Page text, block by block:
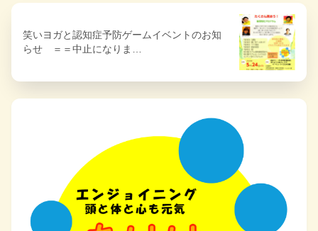
笑いヨガと認知症予防ゲームイベントのお知
らせ ＝＝中止になりま…